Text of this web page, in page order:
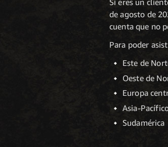
Si eres un
de agosto de
cuenta que no
Para poder
Este de
Oeste de
Europa
Asia-
Sudamérica